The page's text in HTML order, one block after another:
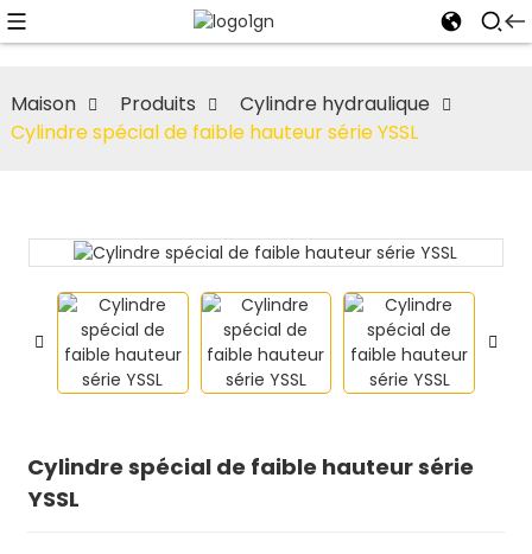
Maison Produits
Cylindre hydraulique
Cylindre spécial de faible hauteur série YSSL
Cylindre spécial de faible hauteur série
YSSL